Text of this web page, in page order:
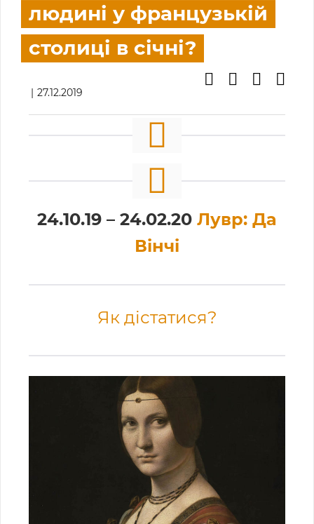
людині у французькій
столиці в січні?
27.12.2019
24.10.19 – 24.02.20 Лувр: Да
Вінчі
Як дістатися?